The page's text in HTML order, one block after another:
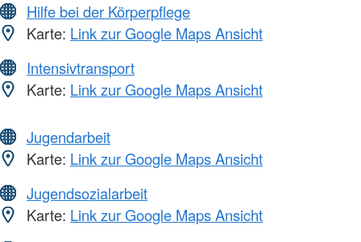
Hilfe bei der Körperpflege
Karte: Link zur Google Maps Ansicht
Intensivtransport
Karte: Link zur Google Maps Ansicht
Jugendarbeit
Karte: Link zur Google Maps Ansicht
Jugendsozialarbeit
Karte: Link zur Google Maps Ansicht